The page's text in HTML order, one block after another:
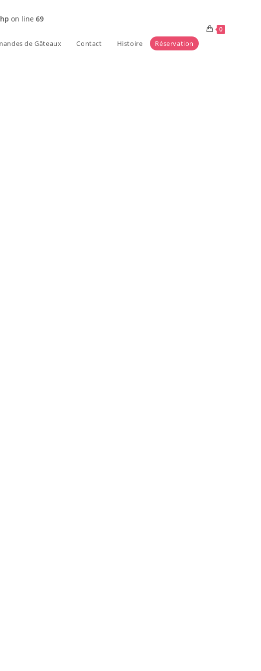
on line 69
de Gâteaux Contact Histoire Réservation
0